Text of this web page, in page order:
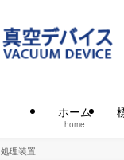
ホーム
home
理装置